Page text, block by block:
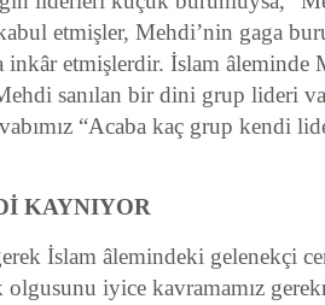
etmişler, Mehdi’nin gaga
inkâr etmişlerdir. İslam âleminde
sanılan bir dini grup lideri
“Acaba kaç grup kendi
KAYNIYOR
İslam âlemindeki gelenekçi
iyice kavramamız